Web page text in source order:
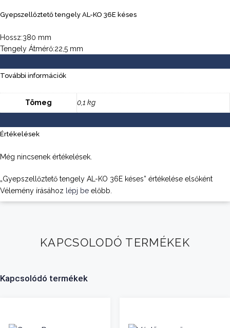
Gyepszellőztető tengely AL-KO 36E késes
Hossz:380 mm
Tengely Átmérő:22,5 mm
További információk
Tömeg 0,1 kg
Értékelések
Még nincsenek értékelések.
„Gyepszellőztető tengely AL-KO 36E késes” értékelése elsőként
Vélemény írásához lépj be előbb.
KAPCSOLODÓ TERMÉKEK
Kapcsolódó termékek